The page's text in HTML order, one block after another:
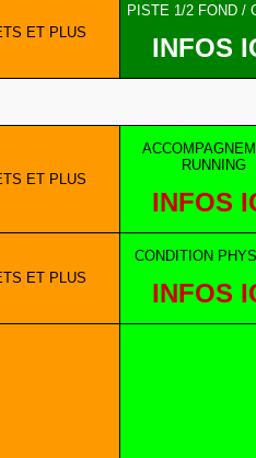
ET PLUS
PISTE 1/2 FOND /
INFOS
ET PLUS
RUNNING
INFOS
ET PLUS
CONDITION
INFOS